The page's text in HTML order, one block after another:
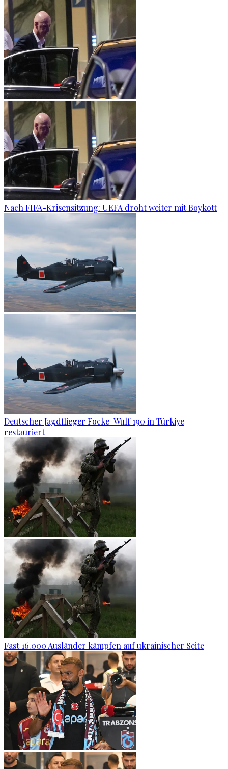
Nach FIFA-Krisensitzung: UEFA droht weiter mit Boykott
Deutscher Jagdflieger Focke-Wulf 190 in Türkiye
restauriert
Fast 16.000 Ausländer kämpfen auf ukrainischer Seite